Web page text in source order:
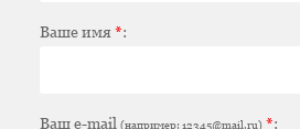
Ваше имя*:
Ваш e-mail (например: 12345@mail.ru) *: